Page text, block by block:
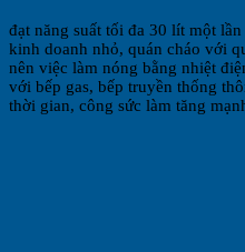
đạt năng suất tối đa 30 lít một
kinh doanh nhỏ, quán cháo với
nên việc làm nóng bằng nhiệt
với bếp gas, bếp truyền thống
thời gian, công sức làm tăng